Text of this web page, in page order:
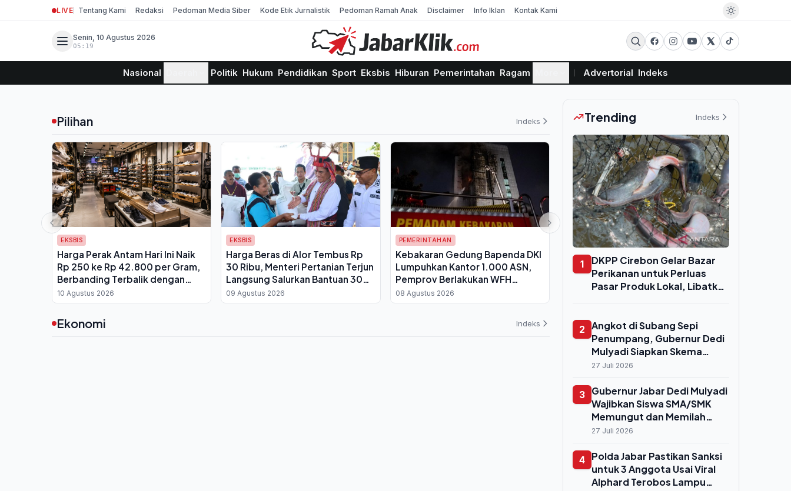
LIVE Tentang Kami Redaksi Pedoman Media Siber Kode Etik Jurnalistik Pedoman Ramah Anak Disclaimer Info Iklan Kontak Kami
Senin, 10 Agustus 2026
05:19
Nasional Politik Hukum Pendidikan Sport Eksbis Hiburan Pemerintahan Ragam Advertorial Indeks
Pilihan Indeks
EKSBIS
Harga Perak Antam Hari Ini Naik
Rp 250 ke Rp 42.800 per Gram,
Berbanding Terbalik dengan
Pergerakan Harga Dunia
10 Agustus 2026
EKSBIS
Harga Beras di Alor Tembus Rp
30 Ribu, Menteri Pertanian Terjun
Langsung Salurkan Bantuan 30
Kg per Keluarga
09 Agustus 2026
PEMERINTAHAN
Kebakaran Gedung Bapenda DKI
Lumpuhkan Kantor 1.000 ASN,
Pemprov Berlakukan WFH
Bergantian
08 Agustus 2026
EKSBIS
Hilirisasi Nikel yang Dulu Dicibir
Kini Jadi Magnet Investasi, Luhut:
Banyak yang Antre Temui Bahlil
Ekonomi Indeks
Trending Indeks
1
DKPP Cirebon Gelar Bazar
Perikanan untuk Perluas
Pasar Produk Lokal, Libatkan
2
Angkot di Subang Sepi
Penumpang, Gubernur Dedi
Mulyadi Siapkan Skema
Peremajaan ke Kendaraan
27 Juli 2026
3 Gubernur Jabar Dedi Mulyadi
Wajibkan Siswa SMA/SMK
Memungut dan Memilah
Sampah, Masuk Praktikum
27 Juli 2026
4 Polda Jabar Pastikan Sanksi
untuk 3 Anggota Usai Viral
Alphard Terobos Lampu